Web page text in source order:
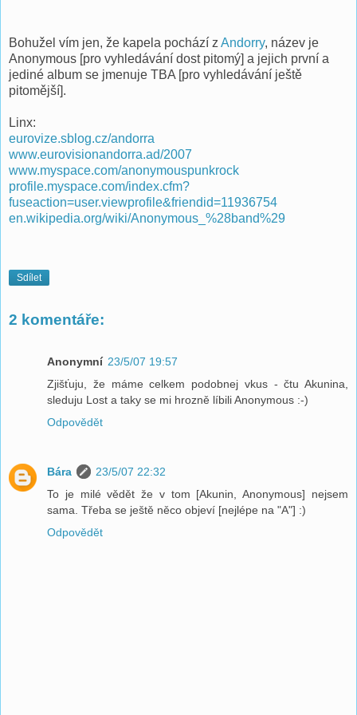
Bohužel vím jen, že kapela pochází z Andorry, název je
Anonymous [pro vyhledávání dost pitomý] a jejich první a
jediné album se jmenuje TBA [pro vyhledávání ještě
pitomější].
Linx:
eurovize.sblog.cz/andorra
www.eurovisionandorra.ad/2007
www.myspace.com/anonymouspunkrock
profile.myspace.com/index.cfm?
fuseaction=user.viewprofile&friendid=11936754
en.wikipedia.org/wiki/Anonymous_%28band%29
Sdílet
2 komentáře:
Anonymní 23/5/07 19:57
Zjišťuju, že máme celkem podobnej vkus - čtu Akunina,
sleduju Lost a taky se mi hrozně líbili Anonymous :-)
Odpovědět
Bára
23/5/07 22:32
To je milé vědět že v tom [Akunin, Anonymous] nejsem
sama. Třeba se ještě něco objeví [nejlépe na "A"] :)
Odpovědět